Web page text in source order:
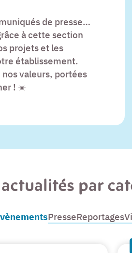
de presse…
à cette section
projets et les
établissement.
valeurs, portées
! ☀️
par
(actif)
PresseReportages